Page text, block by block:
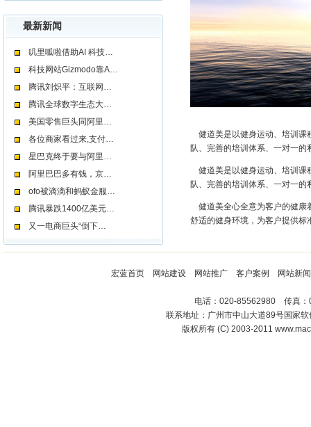
最新新闻
叽里呱啦借助AI 科技…
科技网站Gizmodo靠A…
腾讯刘炽平：互联网…
腾讯全球数字生态大…
美国零售巨头同阿里…
各位商家看过来,支付…
星巴克终于要与阿里…
阿里巴巴多有钱，京…
ofo被滴滴和蚂蚁金服…
腾讯暴跌1400亿美元…
又一电商巨头“倒下…
健道美是以健身运动、培训课
队、完善的培训体系、一对一
健道美是以健身运动、培训课
队、完善的培训体系、一对一
健道美全心全意为客户的健康
舒适的健身环境，为客户提供标
宏蓝首页 网站建设 网站推广 客户案例 网站新闻
电话：020-85562980 传真
联系地址：广州市中山大道89号国家
版权所有 (C) 2003-2011